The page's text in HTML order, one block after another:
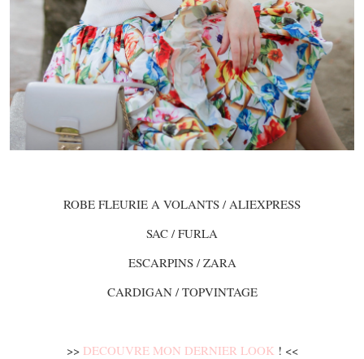
ROBE FLEURIE A VOLANTS / ALIEXPRESS
SAC / FURLA
ESCARPINS / ZARA
CARDIGAN / TOPVINTAGE
>> DECOUVRE MON DERNIER LOOK ! <<